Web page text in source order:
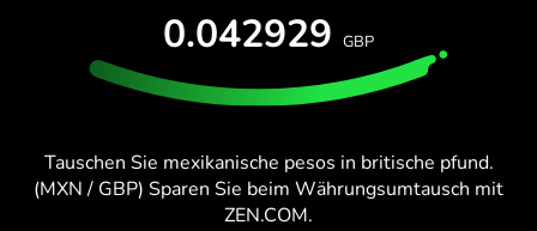
España (Español)
France (Français)
Italia (Italiano)
Κύπρος (Ελληνικά)
Karten & Pläne
Entwickler
HILFE-CENTER
0.042929 GBP
Tauschen Sie mexikanische pesos in britische pfund.
(MXN / GBP) Sparen Sie beim Währungsumtausch mit
ZEN.COM.